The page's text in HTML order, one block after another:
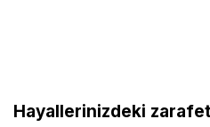
Hayallerinizdeki